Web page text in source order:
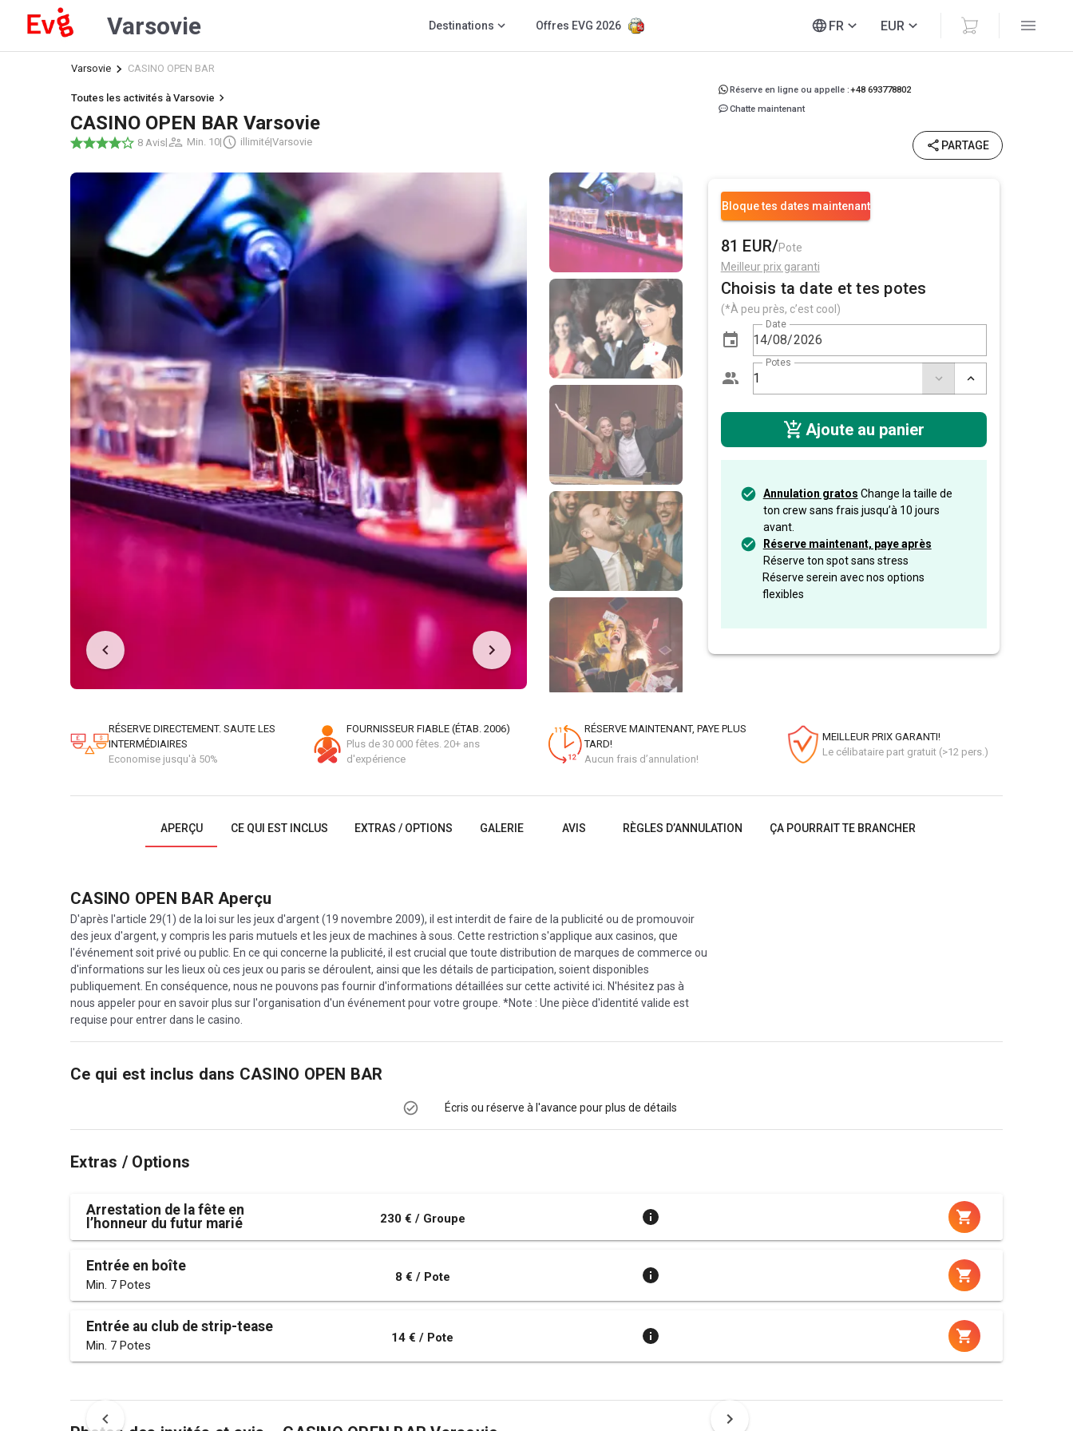
Varsovie Destinations Offres EVG 2026 FR EUR
Varsovie CASINO OPEN BAR
Toutes les activités à Varsovie
CASINO OPEN BAR Varsovie
8 Avis| Min. 10| illimité|Varsovie
Réserve en ligne ou appelle :+48 693778802
Chatte maintenant
PARTAGE
Bloque tes dates maintenant
81 EUR/Pote
Meilleur prix garanti
Choisis ta date et tes potes
(*À peu près, c’est cool)
Date
Potes
Ajoute au panier
Annulation gratos Change la taille de
ton crew sans frais jusqu’à 10 jours
avant.
Réserve maintenant, paye après
Réserve ton spot sans stress
Réserve serein avec nos options
flexibles
RÉSERVE DIRECTEMENT. SAUTE LES
INTERMÉDIAIRES
Economise jusqu'à 50%
FOURNISSEUR FIABLE (ÉTAB. 2006)
Plus de 30 000 fêtes. 20+ ans
d'expérience
RÉSERVE MAINTENANT, PAYE PLUS
TARD!
Aucun frais d’annulation!
MEILLEUR PRIX GARANTI!
Le célibataire part gratuit (>12 pers.)
APERÇU CE QUI EST INCLUS EXTRAS / OPTIONS GALERIE AVIS RÈGLES D’ANNULATION ÇA POURRAIT TE BRANCHER
CASINO OPEN BARAperçu
D'après l'article 29(1) de la loi sur les jeux d'argent (19 novembre 2009), il est interdit de faire de la publicité ou de promouvoir
des jeux d'argent, y compris les paris mutuels et les jeux de machines à sous. Cette restriction s'applique aux casinos, que
l'événement soit privé ou public. En ce qui concerne la publicité, il est crucial que toute distribution de marques de commerce ou
d'informations sur les lieux où ces jeux ou paris se déroulent, ainsi que les détails de participation, soient disponibles
publiquement. En conséquence, nous ne pouvons pas fournir d'informations détaillées sur cette activité ici. N'hésitez pas à
nous appeler pour en savoir plus sur l'organisation d'un événement pour votre groupe. *Note : Une pièce d'identité valide est
requise pour entrer dans le casino.
Ce qui est inclus dans CASINO OPEN BAR
Écris ou réserve à l'avance pour plus de détails
Extras / Options
Arrestation de la fête en
l’honneur du futur marié
230 € / Groupe
Entrée en boîte
Min. 7 Potes
8 € / Pote
Entrée au club de strip-tease
Min. 7 Potes
14 € / Pote